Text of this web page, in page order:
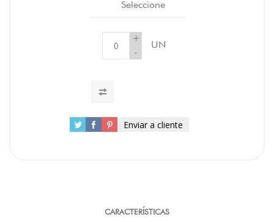
Seleccione
+
-
UN
Enviar a cliente
CARACTERÍSTICAS